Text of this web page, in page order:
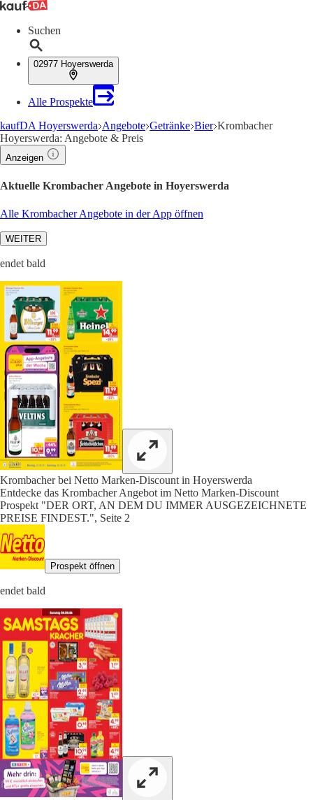
Suchen
02977 Hoyerswerda
Alle Prospekte
kaufDA Hoyerswerda Angebote Getränke Bier Krombacher
Hoyerswerda: Angebote & Preis
Anzeigen
Aktuelle Krombacher Angebote in Hoyerswerda
Alle Krombacher Angebote in der App öffnen
WEITER
endet bald
Krombacher bei Netto Marken-Discount in Hoyerswerda
Entdecke das Krombacher Angebot im Netto Marken-Discount
Prospekt "DER ORT, AN DEM DU IMMER AUSGEZEICHNETE
PREISE FINDEST.", Seite 2
Prospekt öffnen
endet bald